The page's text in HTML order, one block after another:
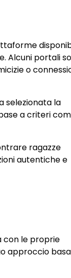
Alcuni portali
o
selezionata la
a criteri
ragazze
autentiche e
con le proprie
approccio